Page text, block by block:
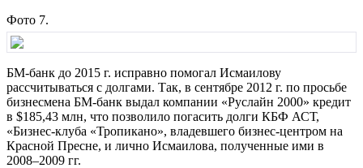
Фото 7.
БМ-банк до 2015 г. исправно помогал Исмаилову
рассчитываться с долгами. Так, в сентябре 2012 г. по просьбе
бизнесмена БМ-банк выдал компании «Руслайн 2000» кредит
в $185,43 млн, что позволило погасить долги КБФ АСТ,
«Бизнес-клуба «Тропикано», владевшего бизнес-центром на
Красной Пресне, и лично Исмаилова, полученные ими в
2008–2009 гг.